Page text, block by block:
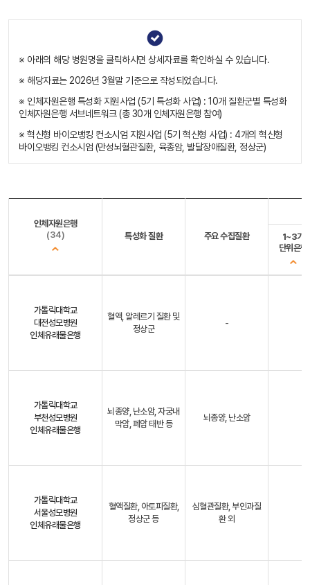
※ 아래의 해당 병원명을 클릭하시면 상세자료를 확인하실 수 있습니다.
※ 해당자료는 2026년 3월말 기준으로 작성되었습니다.
※ 인체자원은행 특성화 지원사업 (5기 특성화 사업) : 10개 질환군별 특성화
인체자원은행 서브네트워크 (총 30개 인체자원은행 참여)
※ 혁신형 바이오뱅킹 컨소시엄 지원사업 (5기 혁신형 사업) : 4개의 혁신형
바이오뱅킹 컨소시엄 (만성뇌혈관질환, 육종암, 발달장애질환, 정상군)
인체자원은행
(34)
특성화 질환 주요 수집질환
1~3기
단위은행
가톨릭대학교
대전성모병원
인체유래물은행
혈액, 알레르기 질환 및
정상군
-
가톨릭대학교
부천성모병원
인체유래물은행
뇌종양, 난소암, 자궁내
막암, 폐암 태반 등
뇌종양, 난소암
가톨릭대학교
서울성모병원
인체유래물은행
혈액질환, 아토피질환,
정상군 등
심혈관질환, 부인과질
환 외